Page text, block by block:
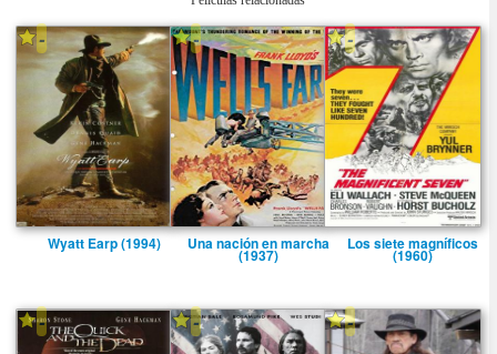
-
Wyatt Earp (1994)
-
Una nación en marcha
(1937)
-
Los siete magní­ficos
(1960)
- - -